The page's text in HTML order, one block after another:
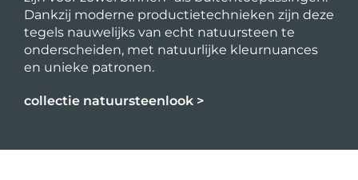
Dankzij moderne productietechnieken zijn deze
tegels nauwelijks van echt natuursteen te
onderscheiden, met natuurlijke kleurnuances
en unieke patronen.
collectie natuursteenlook >